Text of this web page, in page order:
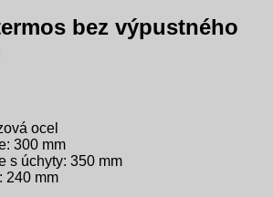
ermos bez výpustného
ocel
300 mm
s úchyty: 350 mm
240 mm